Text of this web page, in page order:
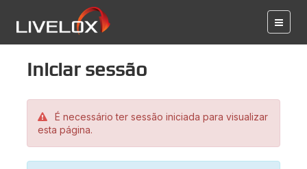
Iniciar sessão
É necessário ter sessão iniciada para visualizar
esta página.